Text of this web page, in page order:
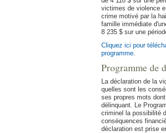
victimes de violence
crime motivé par la
famille immédiate
8 235 $ sur une
Cliquez ici pour
programme
Programme de
La déclaration de la
quelles sont les
ses propres mots
délinquant. Le
criminel la possibilité
conséquences
déclaration est prise